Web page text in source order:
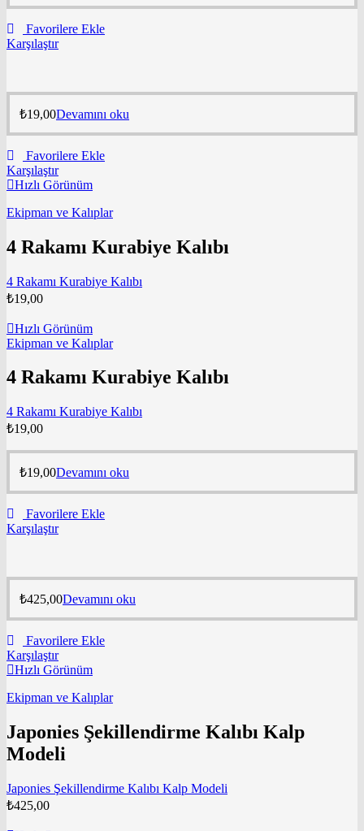
Favorilere Ekle
Karşılaştır
₺19,00Devamını oku
Favorilere Ekle
Karşılaştır
Hızlı Görünüm
Ekipman ve Kalıplar
4 Rakamı Kurabiye Kalıbı
4 Rakamı Kurabiye Kalıbı
₺19,00
Hızlı Görünüm
Ekipman ve Kalıplar
4 Rakamı Kurabiye Kalıbı
4 Rakamı Kurabiye Kalıbı
₺19,00
₺19,00Devamını oku
Favorilere Ekle
Karşılaştır
₺425,00Devamını oku
Favorilere Ekle
Karşılaştır
Hızlı Görünüm
Ekipman ve Kalıplar
Japonies Şekillendirme Kalıbı Kalp
Modeli
Japonies Şekillendirme Kalıbı Kalp Modeli
₺425,00